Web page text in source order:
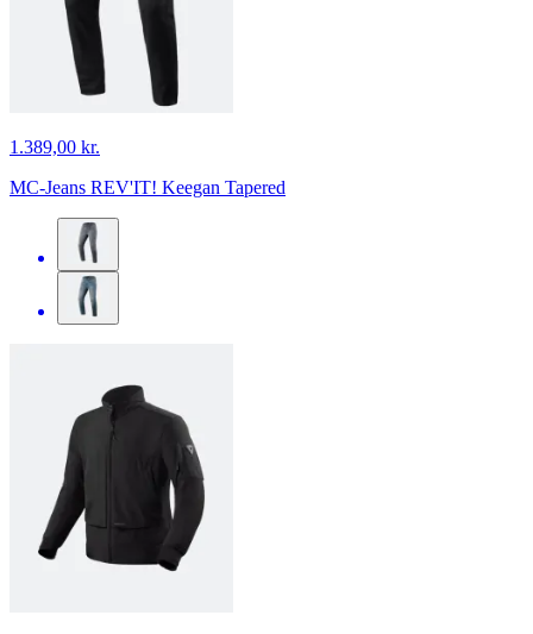
1.389,00 kr.
MC-Jeans REV'IT! Keegan Tapered